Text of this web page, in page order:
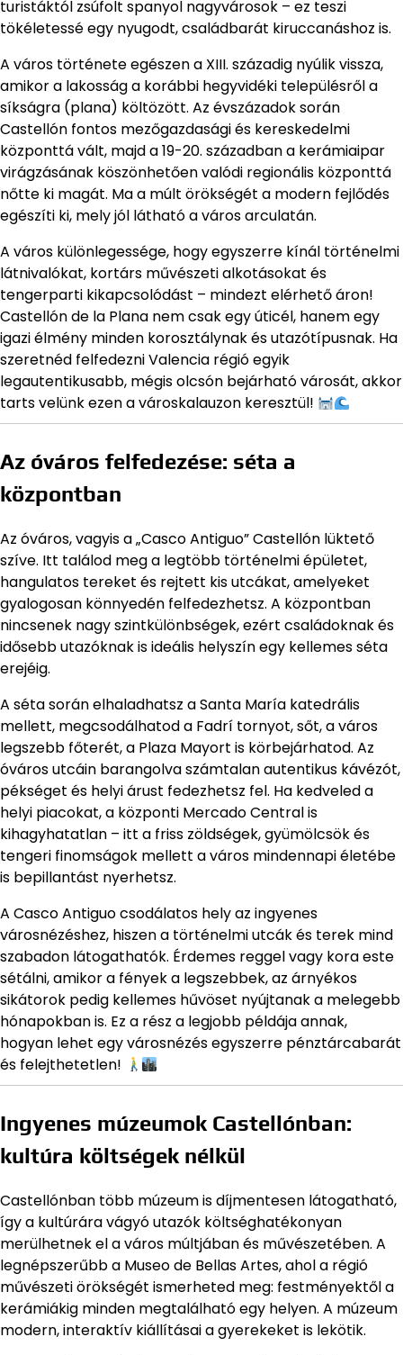
turistáktól zsúfolt spanyol nagyvárosok – ez teszi
tökéletessé egy nyugodt, családbarát kiruccanáshoz is.
A város története egészen a XIII. századig nyúlik vissza,
amikor a lakosság a korábbi hegyvidéki településről a
síkságra (plana) költözött. Az évszázadok során
Castellón fontos mezőgazdasági és kereskedelmi
központtá vált, majd a 19-20. században a kerámiaipar
virágzásának köszönhetően valódi regionális központtá
nőtte ki magát. Ma a múlt örökségét a modern fejlődés
egészíti ki, mely jól látható a város arculatán.
A város különlegessége, hogy egyszerre kínál történelmi
látnivalókat, kortárs művészeti alkotásokat és
tengerparti kikapcsolódást – mindezt elérhető áron!
Castellón de la Plana nem csak egy úticél, hanem egy
igazi élmény minden korosztálynak és utazótípusnak. Ha
szeretnéd felfedezni Valencia régió egyik
legautentikusabb, mégis olcsón bejárható városát, akkor
tarts velünk ezen a városkalauzon keresztül!
Az óváros felfedezése: séta a
központban
Az óváros, vagyis a „Casco Antiguo” Castellón lüktető
szíve. Itt találod meg a legtöbb történelmi épületet,
hangulatos tereket és rejtett kis utcákat, amelyeket
gyalogosan könnyedén felfedezhetsz. A központban
nincsenek nagy szintkülönbségek, ezért családoknak és
idősebb utazóknak is ideális helyszín egy kellemes séta
erejéig.
A séta során elhaladhatsz a Santa María katedrális
mellett, megcsodálhatod a Fadrí tornyot, sőt, a város
legszebb főterét, a Plaza Mayort is körbejárhatod. Az
óváros utcáin barangolva számtalan autentikus kávézót,
pékséget és helyi árust fedezhetsz fel. Ha kedveled a
helyi piacokat, a központi Mercado Central is
kihagyhatatlan – itt a friss zöldségek, gyümölcsök és
tengeri finomságok mellett a város mindennapi életébe
is bepillantást nyerhetsz.
A Casco Antiguo csodálatos hely az ingyenes
városnézéshez, hiszen a történelmi utcák és terek mind
szabadon látogathatók. Érdemes reggel vagy kora este
sétálni, amikor a fények a legszebbek, az árnyékos
sikátorok pedig kellemes hűvöset nyújtanak a melegebb
hónapokban is. Ez a rész a legjobb példája annak,
hogyan lehet egy városnézés egyszerre pénztárcabarát
és felejthetetlen!
Ingyenes múzeumok Castellónban:
kultúra költségek nélkül
Castellónban több múzeum is díjmentesen látogatható,
így a kultúrára vágyó utazók költséghatékonyan
merülhetnek el a város múltjában és művészetében. A
legnépszerűbb a Museo de Bellas Artes, ahol a régió
művészeti örökségét ismerheted meg: festményektől a
kerámiákig minden megtalálható egy helyen. A múzeum
modern, interaktív kiállításai a gyerekeket is lekötik.